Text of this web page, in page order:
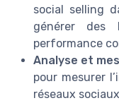
social selling
générer des
performance
Analyse et
pour mesurer
réseaux